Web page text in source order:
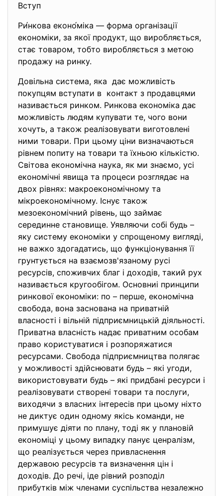
Вступ
Ри́нкова еконо́міка — форма організації
економіки, за якої продукт, що виробляється,
стає товаром, тобто виробляється з метою
продажу на ринку.
Довільна система, яка дає можливість
покупцям вступати в контакт з продавцями
називається ринком. Ринкова економіка дає
можливість людям купувати те, чого вони
хочуть, а також реалізовувати виготовлені
ними товари. При цьому ціни визначаються
рівнем попиту на товари та їхньою кількістю.
Світова економічна наука, як ми знаємо, усі
економічні явища та процеси розглядає на
двох рівнях: макроекономічному та
мікроекономічному. Існує також
мезоекономічний рівень, що займає
серединне становище. Уявляючи собі будь –
яку систему економіки у спрощеному вигляді,
не важко здогадатись, що функціонування її
грунтується на взаємозв'язаному русі
ресурсів, споживчих благ і доходів, такий рух
називається кругообігом. Основниі принципи
ринкової економіки: по – перше, економічна
свобода, вона заснована на приватній
власності і вільній підприємницькій діяльності.
Приватна власність надає приватним особам
право користуватися і розпоряжатися
ресурсами. Свобода підприємництва полягає
у можливості здійснювати будь – які угоди,
використовувати будь – які придбані ресурси і
реалізовувати створені товари та послуги,
виходячи з власних інтересів при цьому ніхто
не диктує один одному якісь команди, не
примушує діяти по плану, тоді як у плановій
економіці у цьому випадку панує ценралізм,
що реалізується через привласнення
державою ресурсів та визначення цін і
доходів. До речі, іде рівний розподіл
прибутків між членами суспільства незалежно